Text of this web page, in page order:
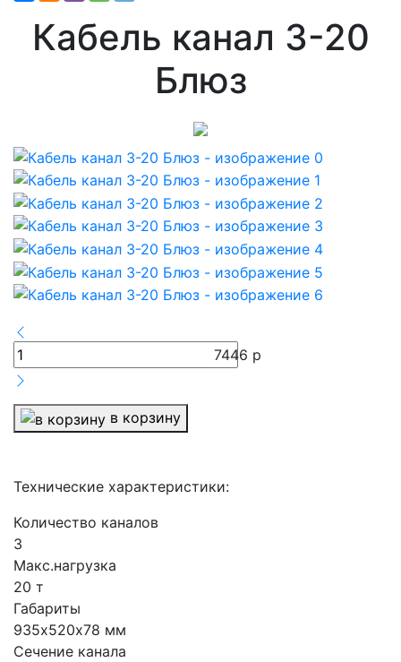
Кабель канал 3-20
Блюз
7446 р
в корзину
Технические характеристики:
Количество каналов
3
Макс.нагрузка
20 т
Габариты
935х520х78 мм
Сечение канала